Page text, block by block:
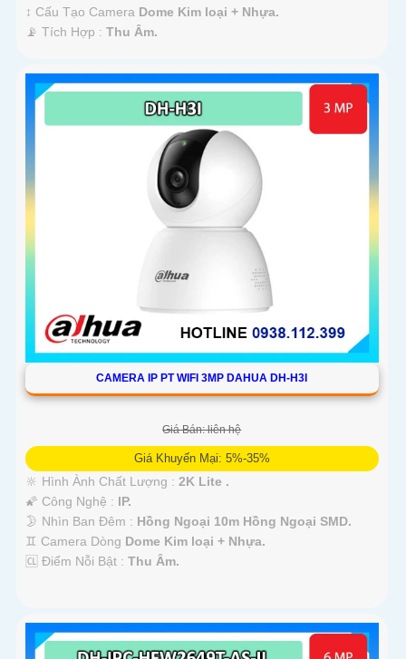
↕️ Cấu Tạo Camera Dome Kim loại + Nhựa.
️📡 Tích Hợp : Thu Âm.
CAMERA IP PT WIFI 3MP DAHUA DH-H3I
Giá Bán: liên hệ
Giá Khuyến Mại: 5%-35%
🔆 Hình Ành Chất Lượng : 2K Lite .
🌠 Công Nghệ : IP.
🌛 Nhìn Ban Đêm : Hồng Ngoại 10m Hồng Ngoại SMD.
♊ Camera Dòng Dome Kim loại + Nhựa.
️🆑 Điểm Nỗi Bật : Thu Âm.